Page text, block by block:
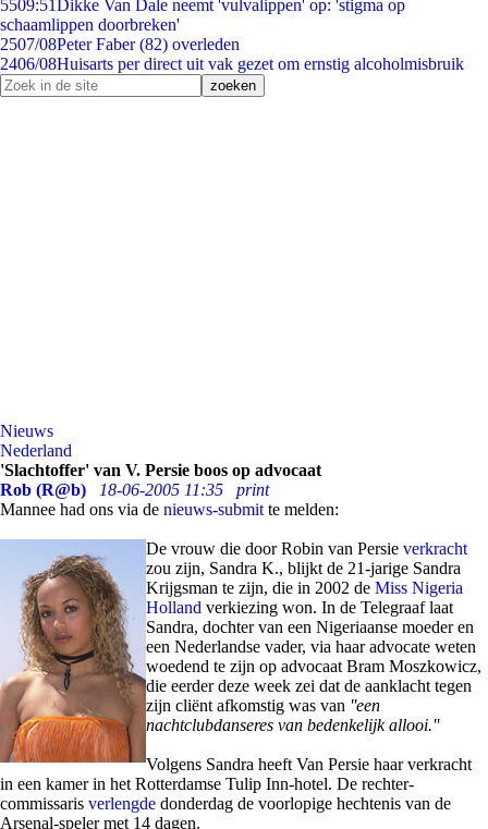
5509:51Dikke Van Dale neemt 'vulvalippen' op: 'stigma op
schaamlippen doorbreken'
2507/08Peter Faber (82) overleden
2406/08Huisarts per direct uit vak gezet om ernstig alcoholmisbruik
Nieuws
Nederland
'Slachtoffer' van V. Persie boos op advocaat
Rob (R@b)
18-06-2005 11:35
print
Mannee had ons via de nieuws-submit te melden:
De vrouw die door Robin van Persie verkracht
zou zijn, Sandra K., blijkt de 21-jarige Sandra
Krijgsman te zijn, die in 2002 de Miss Nigeria
Holland verkiezing won. In de Telegraaf laat
Sandra, dochter van een Nigeriaanse moeder en
een Nederlandse vader, via haar advocate weten
woedend te zijn op advocaat Bram Moszkowicz,
die eerder deze week zei dat de aanklacht tegen
zijn cliënt afkomstig was van ''een
nachtclubdanseres van bedenkelijk allooi.''
Volgens Sandra heeft Van Persie haar verkracht
in een kamer in het Rotterdamse Tulip Inn-hotel. De rechter-
commissaris verlengde donderdag de voorlopige hechtenis van de
Arsenal-speler met 14 dagen.